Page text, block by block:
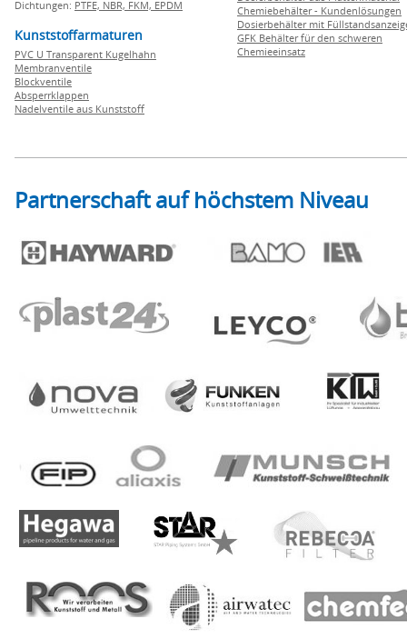
Dichtungen: PTFE, NBR, FKM, EPDM
Kunststoffarmaturen
PVC U Transparent Kugelhahn
Membranventile
Blockventile
Absperrklappen
Nadelventile aus Kunststoff
Chemiebehälter - Kundenlösungen
Dosierbehälter mit
GFK Behälter für den schweren
Chemieeinsatz
Partnerschaft auf höchstem Niveau